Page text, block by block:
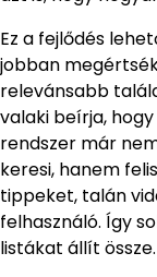
Ez a fejlődés
jobban
relevánsabb
valaki beírja,
rendszer már
keresi, hanem
tippeket, talán
felhasználó. Így
listákat állít össze.